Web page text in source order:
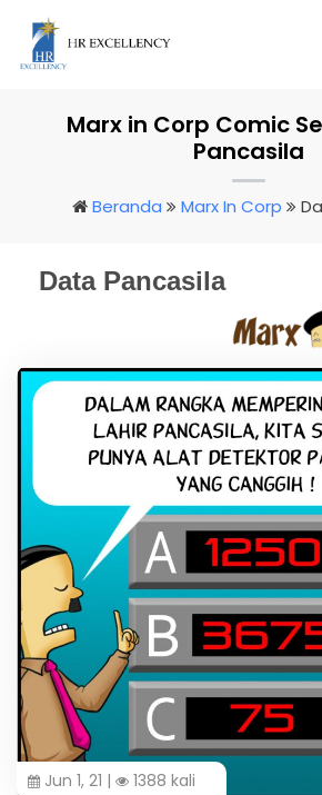
Marx in Corp Comic
Pancasila
Beranda Marx In Corp
Data Pancasila
Jun 1, 21 | 1388 kali